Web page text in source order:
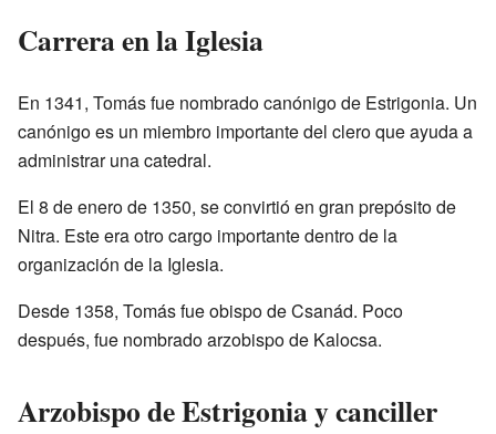
Carrera en la Iglesia
En 1341, Tomás fue nombrado canónigo de Estrigonia. Un
canónigo es un miembro importante del clero que ayuda a
administrar una catedral.
El 8 de enero de 1350, se convirtió en gran prepósito de
Nitra. Este era otro cargo importante dentro de la
organización de la Iglesia.
Desde 1358, Tomás fue obispo de Csanád. Poco
después, fue nombrado arzobispo de Kalocsa.
Arzobispo de Estrigonia y canciller